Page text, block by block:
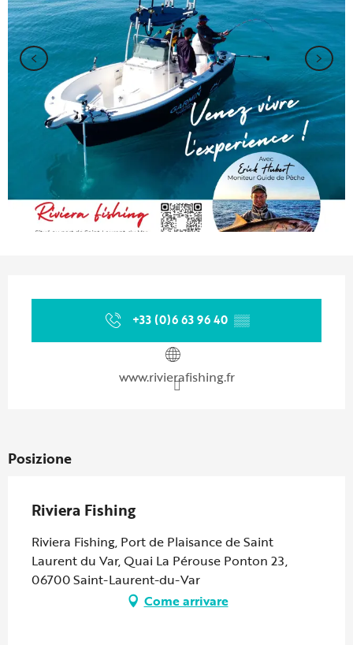
+33 (0)6 63 96 40 ▒▒
www.rivierafishing.fr
Posizione
Riviera Fishing
Riviera Fishing, Port de Plaisance de Saint
Laurent du Var, Quai La Pérouse Ponton 23,
06700 Saint-Laurent-du-Var
Come arrivare